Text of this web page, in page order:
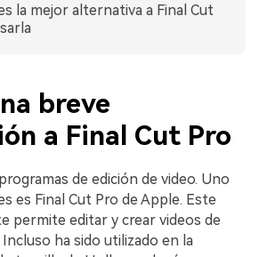
la mejor alternativa a Final Cut
breve
a Final Cut Pro
de edición de video. Uno
es Final Cut Pro de Apple. Este
permite editar y crear videos de
ha sido utilizado en la